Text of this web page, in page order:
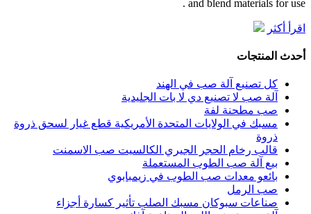
and blend materials for use .
اقرأ أكثر
أحدث المنتجات
كل تصنيع آلة صب في الهند
آلة صب لا تصنيع دي لا بات الجليدية
صب مطحنة لفة
مسبك في الولايات المتحدة الأمريكية قطع غيار لسحق ذروة
ذروة
قالب رخام الحجر الجيري الكالسيت صب الاسمنت
بيع آلة صب الطوب المستعملة
بائعو معدات صب الطوب في زيمبابوي
صب الرمل
صناعات سبوكان مسبك الصلب تأثير كسارة أجزاء